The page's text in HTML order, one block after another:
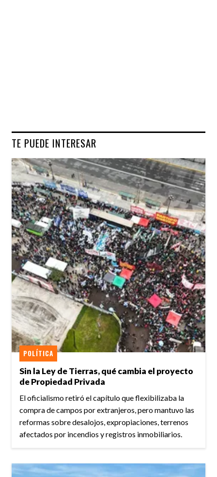
TE PUEDE INTERESAR
Sin la Ley de Tierras, qué cambia el proyecto
de Propiedad Privada
POLÍTICA
El oficialismo retiró el capítulo que flexibilizaba la
compra de campos por extranjeros, pero mantuvo las
reformas sobre desalojos, expropiaciones, terrenos
afectados por incendios y registros inmobiliarios.